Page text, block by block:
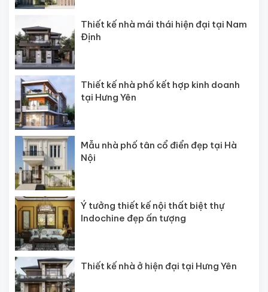
Thiết kế nhà mái thái hiện đại tại Nam
Định
Thiết kế nhà phố kết hợp kinh doanh
tại Hưng Yên
Mẫu nhà phố tân cổ điển đẹp tại Hà
Nội
Ý tưởng thiết kế nội thất biệt thự
Indochine đẹp ấn tượng
Thiết kế nhà ở hiện đại tại Hưng Yên